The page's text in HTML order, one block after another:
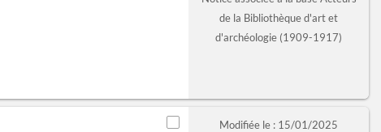
de la Bibliothèque d'art et
d'archéologie (1909-1917)
Modifiée le : 15/01/2025